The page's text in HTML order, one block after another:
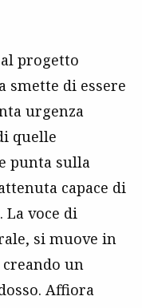
progetto
smette di essere
urgenza
quelle
punta sulla
capace di
La voce di
si muove in
un
Affiora